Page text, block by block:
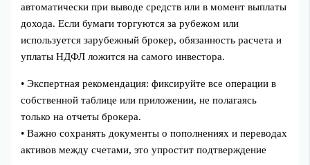
автоматически при выводе средств или в момент выплаты
дохода. Если бумаги торгуются за рубежом или
используется зарубежный брокер, обязанность расчета и
уплаты НДФЛ ложится на самого инвестора.
• Экспертная рекомендация: фиксируйте все операции в
собственной таблице или приложении, не полагаясь
только на отчеты брокера.
• Важно сохранять документы о пополнениях и переводах
активов между счетами, это упростит подтверждение